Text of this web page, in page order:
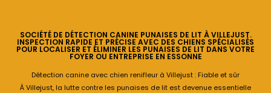
SOCIÉTÉ DE DÉTECTION CANINE PUNAISES DE LIT À VILLEJUST.
INSPECTION RAPIDE ET PRÉCISE AVEC DES CHIENS SPÉCIALISÉS
POUR LOCALISER ET ÉLIMINER LES PUNAISES DE LIT DANS VOTRE
FOYER OU ENTREPRISE EN ESSONNE
Détection canine avec chien renifleur à Villejust : Fiable et sûr
À Villejust, la lutte contre les punaises de lit est devenue essentielle